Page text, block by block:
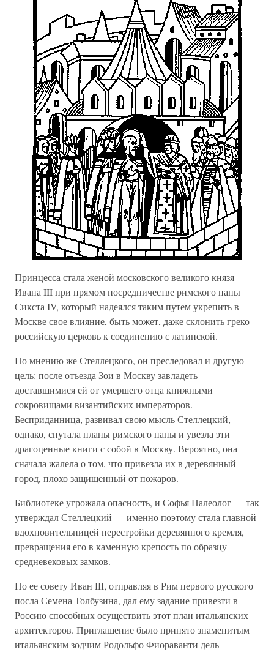
Принцесса стала женой московского великого князя
Ивана III при прямом посредничестве римского папы
Сикста IV, который надеялся таким путем укрепить в
Москве свое влияние, быть может, даже склонить греко-
российскую церковь к соединению с латинской.
По мнению же Стеллецкого, он преследовал и другую
цель: после отъезда Зои в Москву завладеть
доставшимися ей от умершего отца книжными
сокровищами византийских императоров.
Бесприданница, развивал свою мысль Стеллецкий,
однако, спутала планы римского папы и увезла эти
драгоценные книги с собой в Москву. Вероятно, она
сначала жалела о том, что привезла их в деревянный
город, плохо защищенный от пожаров.
Библиотеке угрожала опасность, и Софья Палеолог — так
утверждал Стеллецкий — именно поэтому стала главной
вдохновительницей перестройки деревянного кремля,
превращения его в каменную крепость по образцу
средневековых замков.
По ее совету Иван III, отправляя в Рим первого русского
посла Семена Толбузина, дал ему задание привезти в
Россию способных осуществить этот план итальянских
архитекторов. Приглашение было принято знаменитым
итальянским зодчим Родольфо Фиораванти дель